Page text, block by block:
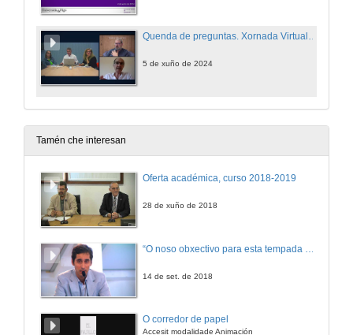
Quenda de preguntas. Xornada Virtual de Orientación sobre Mestrados
5 de xuño de 2024
Tamén che interesan
Oferta académica, curso 2018-2019
28 de xuño de 2018
14 de set. de 2018
O corredor de papel
Accesit modalidade Animación